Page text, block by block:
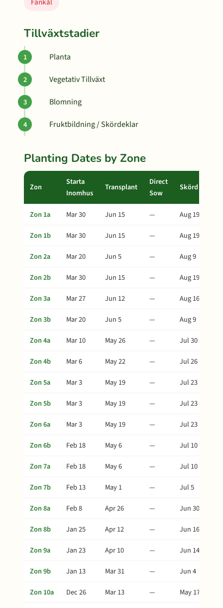
Tillväxtstadier
Planta
Vegetativ Tillväxt
Blomning
Fruktbildning / Skördeklar
Planting Dates by Zone
Zon
Starta
Inomhus
Transplant
Direct
Sow
Skörd
Zon 1a Mar 30 Jun 15 —
Aug 19
Zon 1b
Mar 30 Jun 15 —
Aug 19
Zon 2a
Mar 20 Jun 5 —
Aug 9
Zon 2b
Mar 30 Jun 15 —
Aug 19
Zon 3a
Mar 27 Jun 12 —
Aug 16
Zon 3b
Mar 20 Jun 5 —
Aug 9
Zon 4a
Mar 10 May 26 —
Jul 30
Zon 4b
Mar 6 May 22 —
Jul 26
Zon 5a
Mar 3 May 19 —
Jul 23
Zon 5b
Mar 3 May 19 —
Jul 23
Zon 6a
Mar 3 May 19 —
Jul 23
Zon 6b
Feb 18 May 6 —
Jul 10
Zon 7a
Feb 18 May 6 —
Jul 10
Zon 7b
Feb 13 May 1 —
Jul 5
Zon 8a
Feb 8 Apr 26 —
Jun 30
Zon 8b
Jan 25 Apr 12 —
Jun 16
Zon 9a
Jan 23 Apr 10 —
Jun 14
Zon 9b
Jan 13 Mar 31 —
Jun 4
Zon 10a
Dec 26 Mar 13 — May 17